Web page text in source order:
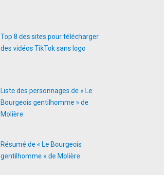
Top 8 des sites pour télécharger
des vidéos TikTok sans logo
Liste des personnages de « Le
Bourgeois gentilhomme » de
Molière
Résumé de « Le Bourgeois
gentilhomme » de Molière